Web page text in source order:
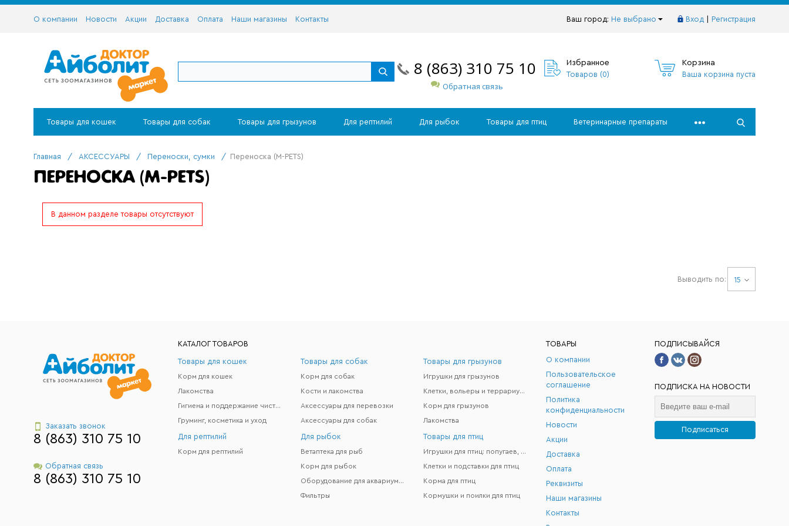
Ваш город: Не выбрано Вход Регистрация
О компании Новости Акции Доставка Оплата Наши магазины Контакты
8 (863) 310 75 10
Обратная связь
Избранное
Товаров (0)
Корзина
Ваша корзина пуста
Товары для кошек Товары для собак Товары для грызунов Для рептилий Для рыбок Товары для птиц Ветеринарные препараты
Главная / АКСЕССУАРЫ / Переноски, сумки / Переноска (M-PETS)
ПЕРЕНОСКА (M-PETS)
В данном разделе товары отсутствуют
Выводить по: 15
Заказать звонок
8 (863) 310 75 10
Обратная связь
8 (863) 310 75 10
КАТАЛОГ ТОВАРОВ
Товары для кошек
Корм для кошек
Лакомства
Гигиена и поддержание чистоты
Груминг, косметика и уход
Товары для собак
Корм для собак
Кости и лакомства
Аксессуары для перевозки
Аксессуары для собак
Товары для грызунов
Игрушки для грызунов
Клетки, вольеры и террариумы
Корм для грызунов
Лакомства
Для рептилий
Корм для рептилий
Для рыбок
Ветаптека для рыб
Корм для рыбок
Оборудование для аквариумов
Фильтры
Товары для птиц
Игрушки для птиц: попугаев, канареек и др.
Клетки и подставки для птиц
Корма для птиц
Кормушки и поилки для птиц
ТОВАРЫ
О компании
Пользовательское
соглашение
Политика
конфиденциальности
Новости
Акции
Доставка
Оплата
Реквизиты
Наши магазины
Контакты
ПОДПИСЫВАЙСЯ
ПОДПИСКА НА НОВОСТИ
Подписаться